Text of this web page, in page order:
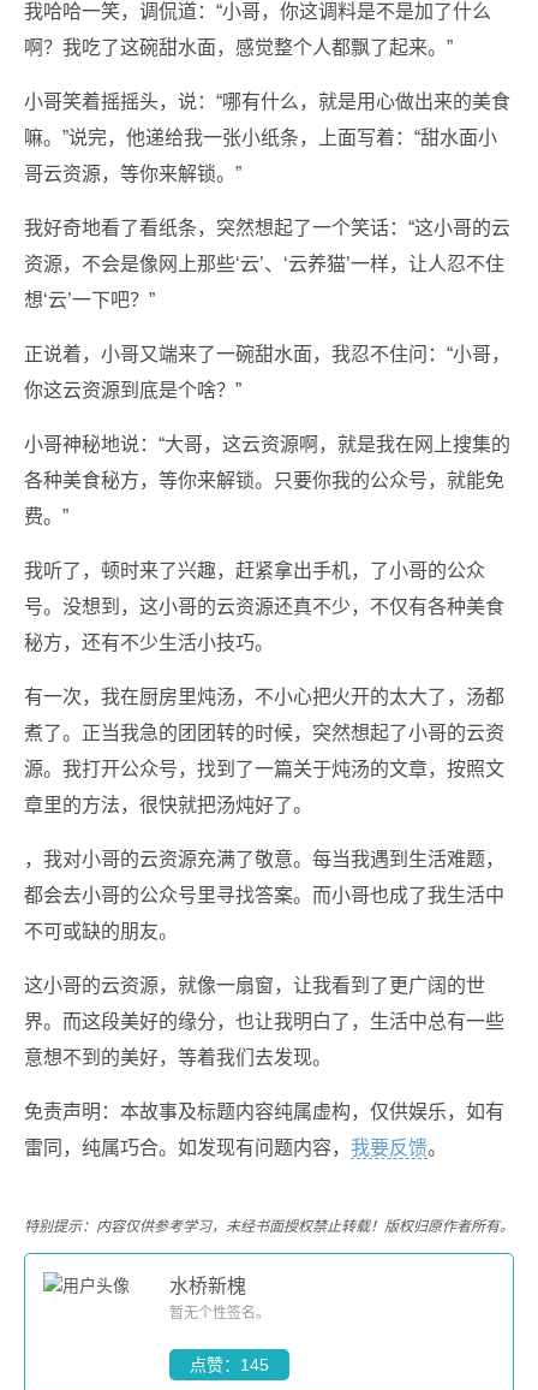
我哈哈一笑，调侃道：“小哥，你这调料是不是加了什么
啊？我吃了这碗甜水面，感觉整个人都飘了起来。”
小哥笑着摇摇头，说：“哪有什么，就是用心做出来的美食
嘛。”说完，他递给我一张小纸条，上面写着：“甜水面小
哥云资源，等你来解锁。”
我好奇地看了看纸条，突然想起了一个笑话：“这小哥的云
资源，不会是像网上那些‘云’、‘云养猫’一样，让人忍不住
想‘云’一下吧？”
正说着，小哥又端来了一碗甜水面，我忍不住问：“小哥，
你这云资源到底是个啥？”
小哥神秘地说：“大哥，这云资源啊，就是我在网上搜集的
各种美食秘方，等你来解锁。只要你我的公众号，就能免
费。”
我听了，顿时来了兴趣，赶紧拿出手机，了小哥的公众
号。没想到，这小哥的云资源还真不少，不仅有各种美食
秘方，还有不少生活小技巧。
有一次，我在厨房里炖汤，不小心把火开的太大了，汤都
煮了。正当我急的团团转的时候，突然想起了小哥的云资
源。我打开公众号，找到了一篇关于炖汤的文章，按照文
章里的方法，很快就把汤炖好了。
，我对小哥的云资源充满了敬意。每当我遇到生活难题，
都会去小哥的公众号里寻找答案。而小哥也成了我生活中
不可或缺的朋友。
这小哥的云资源，就像一扇窗，让我看到了更广阔的世
界。而这段美好的缘分，也让我明白了，生活中总有一些
意想不到的美好，等着我们去发现。
免责声明：本故事及标题内容纯属虚构，仅供娱乐，如有
雷同，纯属巧合。如发现有问题内容， 我要反馈。
特别提示：内容仅供参考学习，未经书面授权禁止转载！版权归原作者所有。
水桥新槐
暂无个性签名。
点赞：145